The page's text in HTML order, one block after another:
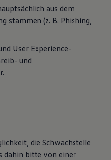
aus dem
stammen(z. B. Phishing,
User Experience-
und
die Schwachstelle
dahin bitte von einer